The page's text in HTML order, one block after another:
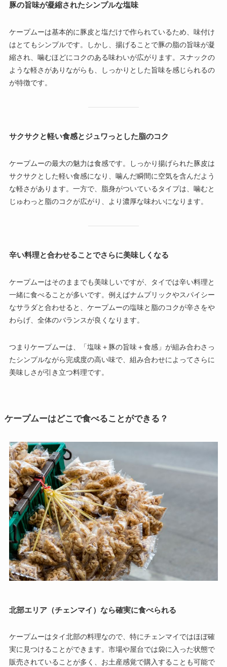
豚の旨味が凝縮されたシンプルな塩味
ケープムーは基本的に豚皮と塩だけで作られているため、味付け
はとてもシンプルです。しかし、揚げることで豚の脂の旨味が凝
縮され、噛むほどにコクのある味わいが広がります。スナックの
ような軽さがありながらも、しっかりとした旨味を感じられるの
が特徴です。
サクサクと軽い食感とジュワっとした脂のコク
ケープムーの最大の魅力は食感です。しっかり揚げられた豚皮は
サクサクとした軽い食感になり、噛んだ瞬間に空気を含んだよう
な軽さがあります。一方で、脂身がついているタイプは、噛むと
じゅわっと脂のコクが広がり、より濃厚な味わいになります。
辛い料理と合わせることでさらに美味しくなる
ケープムーはそのままでも美味しいですが、タイでは辛い料理と
一緒に食べることが多いです。例えばナムプリックやスパイシー
なサラダと合わせると、ケープムーの塩味と脂のコクが辛さをや
わらげ、全体のバランスが良くなります。
つまりケープムーは、「塩味＋豚の旨味＋食感」が組み合わさっ
たシンプルながら完成度の高い味で、組み合わせによってさらに
美味しさが引き立つ料理です。
ケープムーはどこで食べることができる？
北部エリア（チェンマイ）なら確実に食べられる
ケープムーはタイ北部の料理なので、特にチェンマイではほぼ確
実に見つけることができます。市場や屋台では袋に入った状態で
販売されていることが多く、お土産感覚で購入することも可能で